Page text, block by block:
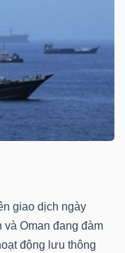
giao dịch ngày
và Oman đang đàm
động lưu thông